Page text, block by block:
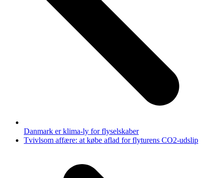
Danmark er klima-ly for flyselskaber
next
Tvivlsom affære: at købe aflad for flyturens CO2-udslip